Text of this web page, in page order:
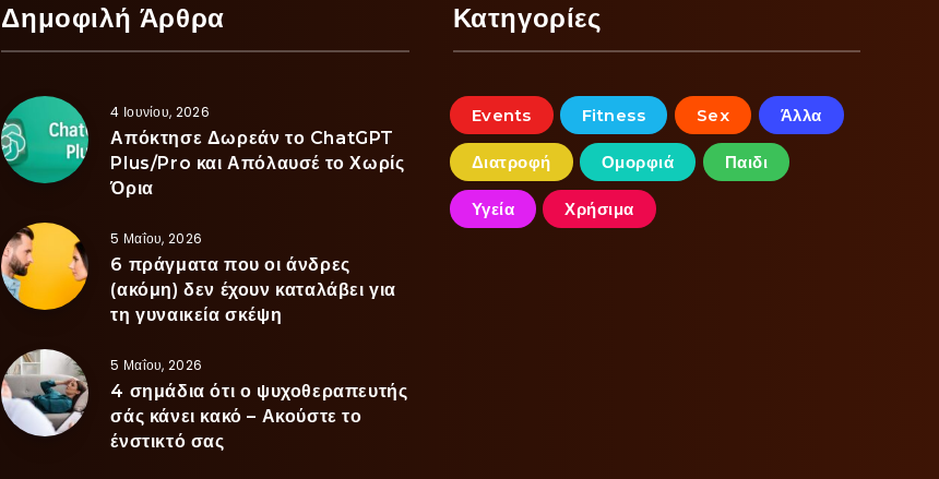
Δημοφιλή Άρθρα
4 Ιουνίου, 2026
Απόκτησε Δωρεάν το ChatGPT
Plus/Pro και Απόλαυσέ το Χωρίς
Όρια
5 Μαΐου, 2026
6 πράγματα που οι άνδρες
(ακόμη) δεν έχουν καταλάβει για
τη γυναικεία σκέψη
5 Μαΐου, 2026
4 σημάδια ότι ο ψυχοθεραπευτής
σάς κάνει κακό – Ακούστε το
ένστικτό σας
Κατηγορίες
Events Fitness Sex Άλλα
Διατροφή Ομορφιά Παιδι
Υγεία Χρήσιμα